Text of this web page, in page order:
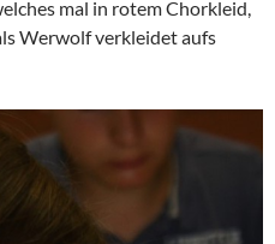
mal in rotem Chorkleid,
Werwolf verkleidet aufs